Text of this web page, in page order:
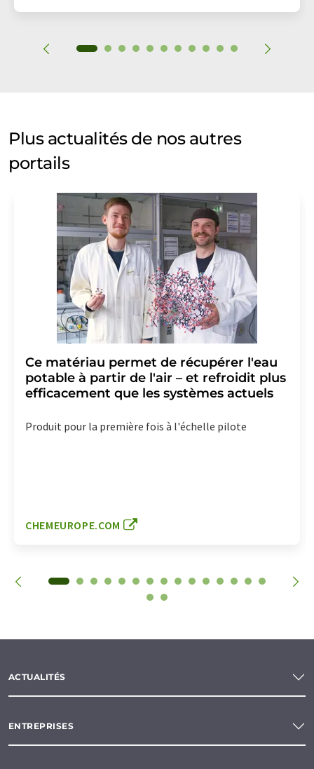
Plus actualités de nos autres
portails
Ce matériau permet de récupérer l'eau
potable à partir de l'air – et refroidit plus
efficacement que les systèmes actuels
Produit pour la première fois à l'échelle pilote
CHEMEUROPE.COM
ACTUALITÉS
ENTREPRISES